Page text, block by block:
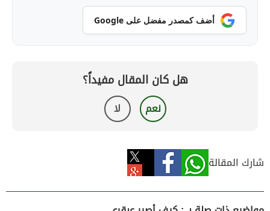
أضف كمصدر مفضل على Google
هل كان المقال مفيداً؟
نعم لا
شارك المقالة